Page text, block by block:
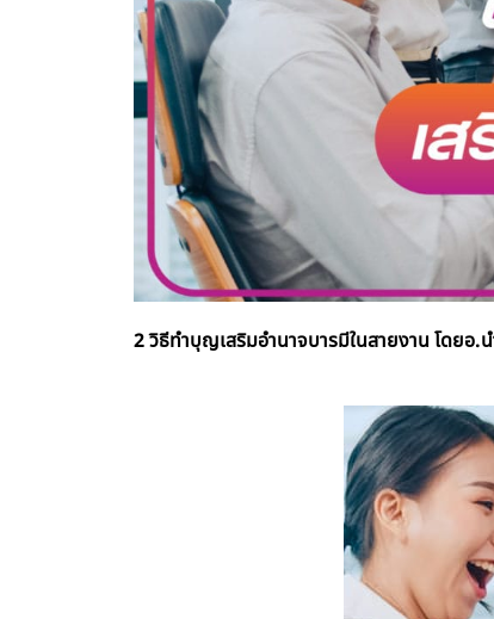
2 วิธีทำบุญเสริมอำนาจบารมีในสายงาน โดยอ.